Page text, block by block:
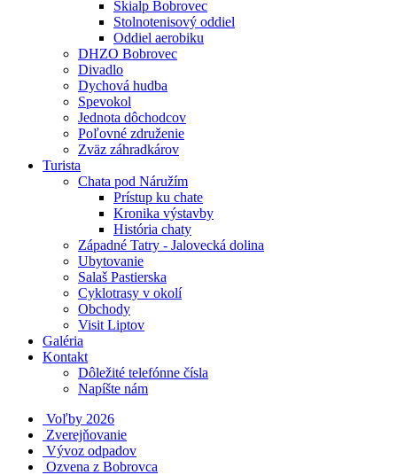
Skialp Bobrovec
Stolnotenisový oddiel
Oddiel aerobiku
DHZO Bobrovec
Divadlo
Dychová hudba
Spevokol
Jednota dôchodcov
Poľovné združenie
Zväz záhradkárov
Turista
Chata pod Náružím
Prístup ku chate
Kronika výstavby
História chaty
Západné Tatry - Jalovecká dolina
Ubytovanie
Salaš Pastierska
Cyklotrasy v okolí
Obchody
Visit Liptov
Galéria
Kontakt
Dôležité telefónne čísla
Napíšte nám
Voľby 2026
Zverejňovanie
Vývoz odpadov
Ozvena z Bobrovca